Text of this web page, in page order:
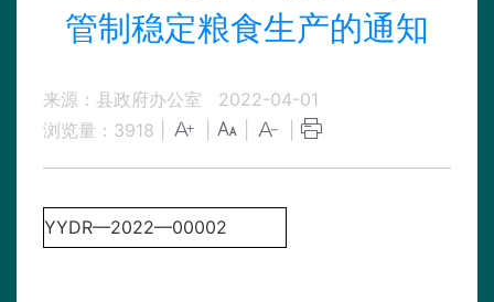
管制稳定粮食生产的通知
来源：县政府办公室
2022-04-01
浏览量： 3918
YYDR—2022—00002